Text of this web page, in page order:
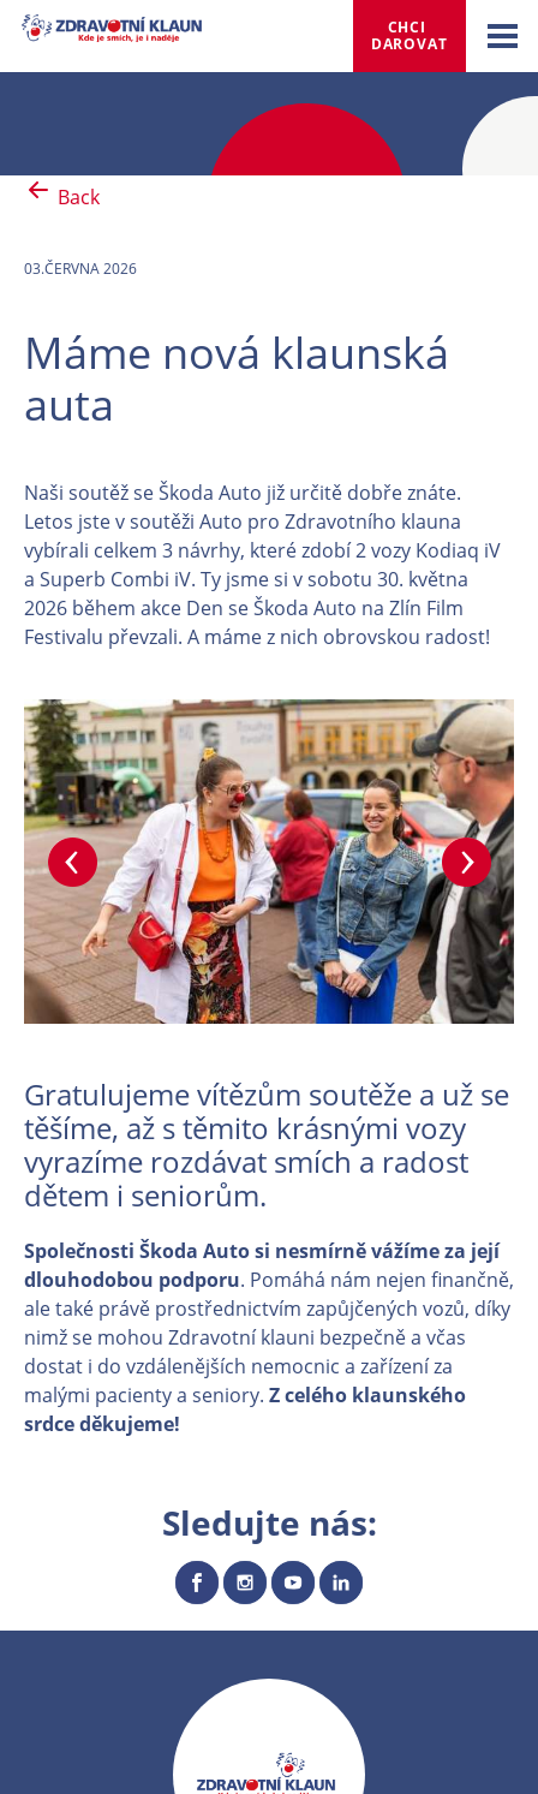
CHCI
DAROVAT
Back
03.ČERVNA 2026
Máme nová klaunská
auta
Naši soutěž se Škoda Auto již určitě dobře znáte.
Letos jste v soutěži Auto pro Zdravotního klauna
vybírali celkem 3 návrhy, které zdobí 2 vozy Kodiaq iV
a Superb Combi iV. Ty jsme si v sobotu 30. května
2026 během akce Den se Škoda Auto na Zlín Film
Festivalu převzali. A máme z nich obrovskou radost!
Gratulujeme vítězům soutěže a už se
těšíme, až s těmito krásnými vozy
vyrazíme rozdávat smích a radost
dětem i seniorům.
Společnosti Škoda Auto si nesmírně vážíme za její
dlouhodobou podporu. Pomáhá nám nejen finančně,
ale také právě prostřednictvím zapůjčených vozů, díky
nimž se mohou Zdravotní klauni bezpečně a včas
dostat i do vzdálenějších nemocnic a zařízení za
malými pacienty a seniory. Z celého klaunského
srdce děkujeme!
Sledujte nás: